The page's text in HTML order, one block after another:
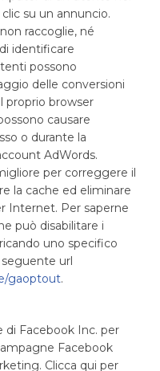
su un annuncio.
raccoglie, né
identificare
possono
delle conversioni
proprio browser
causare
o durante la
AdWords.
per correggere il
la cache ed eliminare
Internet. Per saperne
può disabilitare i
uno specifico
url
gaoptout.
di Facebook Inc. per
Facebook
Clicca qui per